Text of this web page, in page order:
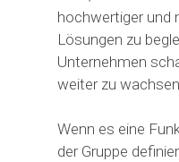
hochwertiger und
Lösungen zu
Unternehmen
weiter zu
Wenn es eine
der Gruppe